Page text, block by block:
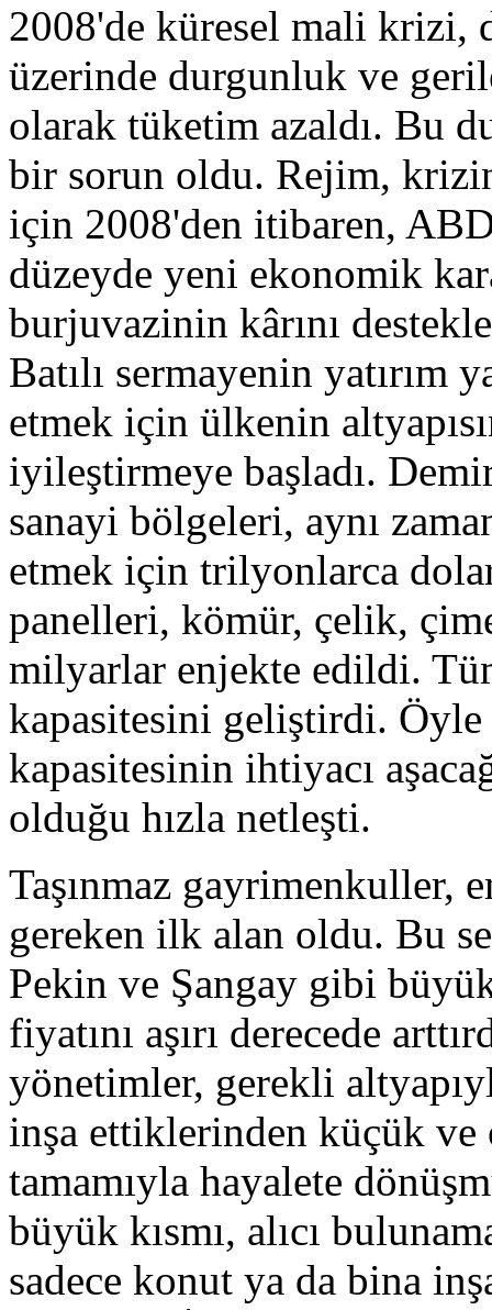
2008'de küresel mali krizi,
üzerinde durgunluk ve
olarak tüketim azaldı. Bu
bir sorun oldu. Rejim,
için 2008'den itibaren,
düzeyde yeni ekonomik
burjuvazinin kârını
Batılı sermayenin yatırım
etmek için ülkenin
iyileştirmeye başladı.
sanayi bölgeleri, aynı
etmek için trilyonlarca
panelleri, kömür, çelik,
milyarlar enjekte edildi.
kapasitesini geliştirdi.
kapasitesinin ihtiyacı
olduğu hızla netleşti.
Taşınmaz gayrimenkuller,
gereken ilk alan oldu. Bu
Pekin ve Şangay gibi
fiyatını aşırı derecede
yönetimler, gerekli
inşa ettiklerinden küçük
tamamıyla hayalete
büyük kısmı, alıcı
sadece konut ya da bina